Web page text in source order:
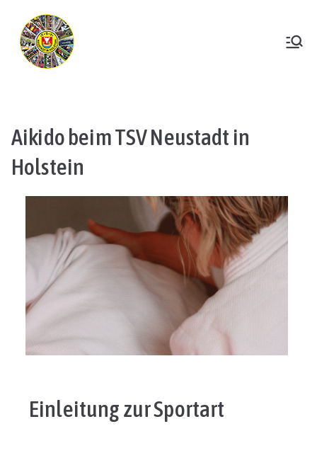
Inhalt
springen
Aikido beim TSV Neustadt in
Holstein​
Einleitung zur Sportart